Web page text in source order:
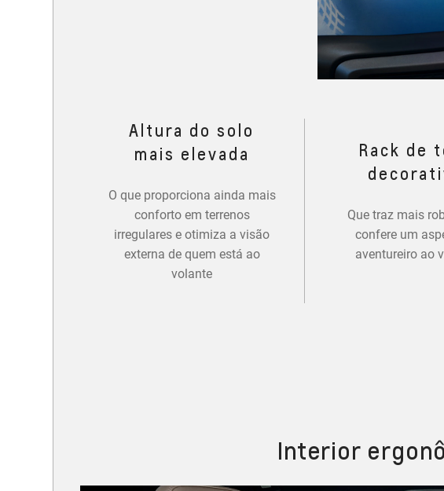
Altura do solo
mais elevada
O que proporciona ainda mais
conforto em terrenos
irregulares e otimiza a visão
externa de quem está ao
volante
Rack de
Que traz mais
confere um
aventureiro ao
Interior